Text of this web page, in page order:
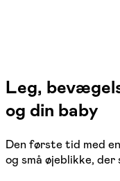
Leg,
og din baby
Den første tid med
og små øjeblikke,